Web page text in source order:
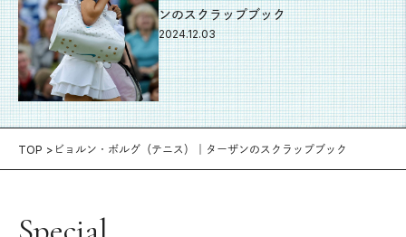
ンのスクラップブック
2024.12.03
TOP ビョルン・ボルグ（テニス）｜ターザンのスクラップブック